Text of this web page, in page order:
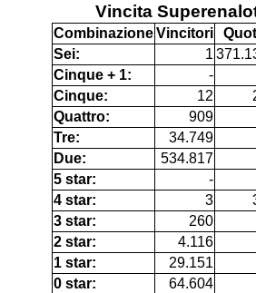
Vincita
CombinazioneVincitori
Sei:
1
Cinque + 1:
-
Cinque:
12
Quattro:
909
Tre:
34.749
Due:
534.817
5 star:
-
4 star:
3
3 star:
260
2 star:
4.116
1 star:
29.151
0 star:
64.604